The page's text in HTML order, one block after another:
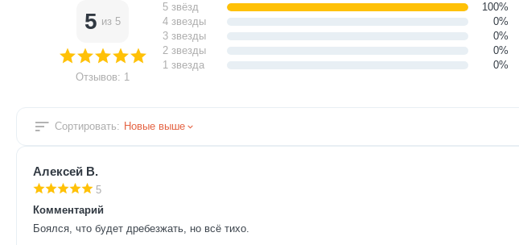
5 из 5
Отзывов: 1
5 звёзд
100%
4 звезды
0%
3 звезды
0%
2 звезды
0%
1 звезда
0%
Сортировать: Новые выше
Алексей В.
5
Комментарий
Боялся, что будет дребезжать, но всё тихо.